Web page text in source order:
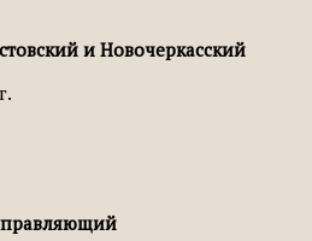
и Новочеркасский